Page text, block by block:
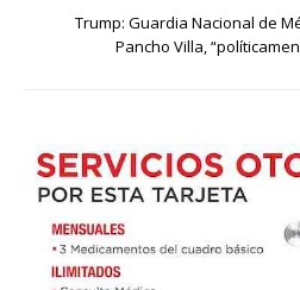
Trump: Guardia Nacional de
Pancho Villa,